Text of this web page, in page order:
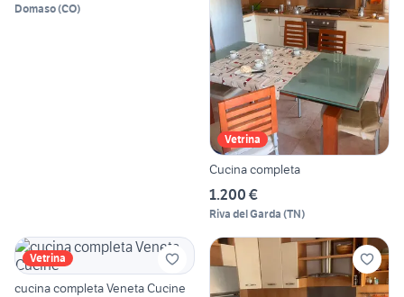
Domaso(CO)
Vetrina
Cucina completa
1.200 €
Riva del Garda (TN)
Vetrina
cucina completa Veneta Cucine